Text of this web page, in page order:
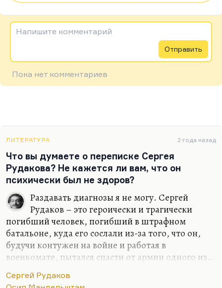
Напишите комментарий
Отправить
Пока нет комментариев
ЛИТЕРАТУРА 2 года назад
Что вы думаете о переписке Сергея
Рудакова? Не кажется ли вам, что он
психически был не здоров?
Раздавать диагнозы я не могу. Сергей
Рудаков – это героически и трагически
погибший человек, погибший в штрафном
батальоне, куда его сослали из-за того, что он,
будучи контужен на войне и работая в
военкомате, пытался спасти от армии одного из…
пытался спасти от мобилизации человека,
Сергей Рудаков